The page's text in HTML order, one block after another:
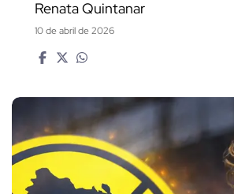
Renata Quintanar
10 de abril de 2026